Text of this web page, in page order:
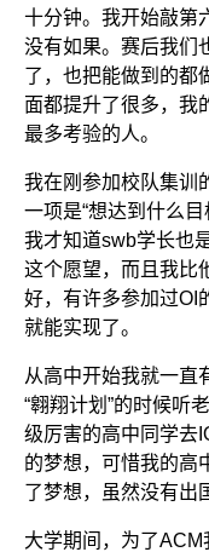
十分钟。我开始敲第
没有如果。赛后我们
了，也把能做到的都
面都提升了很多，我
最多考验的人。
我在刚参加校队集训
一项是“想达到什么
我才知道swb学长也
这个愿望，而且我比
好，有许多参加过OI
就能实现了。
从高中开始我就一直
“翱翔计划”的时候听
级厉害的高中同学去
的梦想，可惜我的高
了梦想，虽然没有出
大学期间，为了ACM